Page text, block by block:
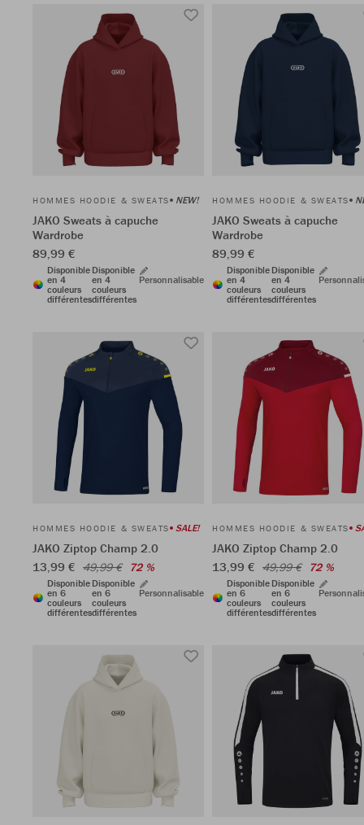
HOMMES HOODIE & SWEATS NEW!
JAKO Sweats à capuche
Wardrobe
89,99 €
Disponible
en 4
couleurs
différentes
Disponible
en 4
couleurs
différentes
Personnalisable
HOMMES HOODIE & SWEATS
JAKO Sweats à capuche
Wardrobe
89,99 €
Disponible
en 4
couleurs
différentes
Disponible
en 4
couleurs
différentes
HOMMES HOODIE & SWEATS SALE!
JAKO Ziptop Champ 2.0
13,99 € 49,99 € 72 %
Disponible
en 6
couleurs
différentes
Disponible
en 6
couleurs
différentes
Personnalisable
HOMMES HOODIE & SWEATS
JAKO Ziptop Champ 2.0
13,99 € 49,99 € 72 %
Disponible
en 6
couleurs
différentes
Disponible
en 6
couleurs
différentes